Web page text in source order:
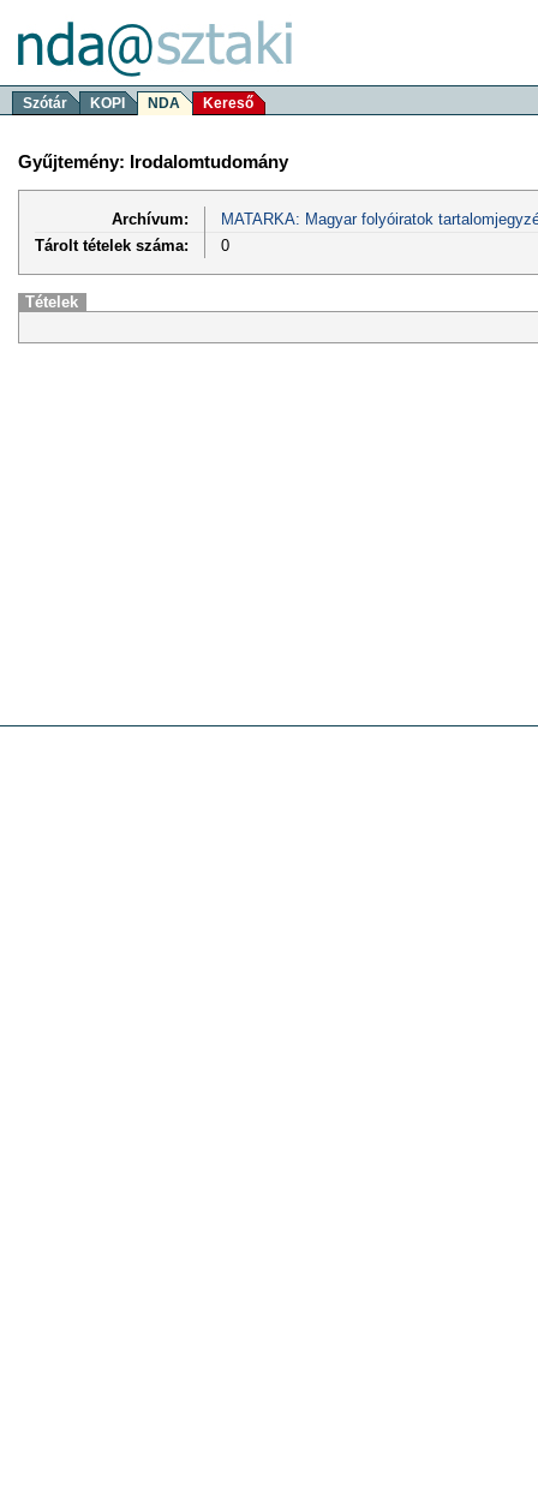
Szótár KOPI NDA Kereső
Gyűjtemény: Irodalomtudomány
Archívum:
MATARKA: Magyar folyóiratok
Tárolt tételek száma:
0
Tételek